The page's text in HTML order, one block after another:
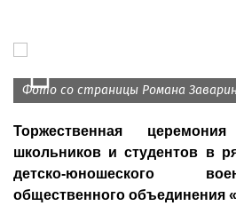
Фото со страницы Романа
Торжественная
школьников и студентов в
детско-юношеского
общественного объединения